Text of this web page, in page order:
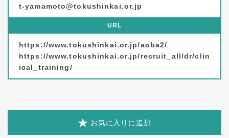
t-yamamoto@tokushinkai.or.jp
URL
https://www.tokushinkai.or.jp/aoba2/
https://www.tokushinkai.or.jp/recruit_all/dr/clin
ical_training/
お気に入りに追加